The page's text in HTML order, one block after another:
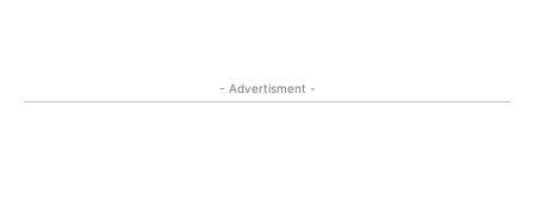
- Advertisment -